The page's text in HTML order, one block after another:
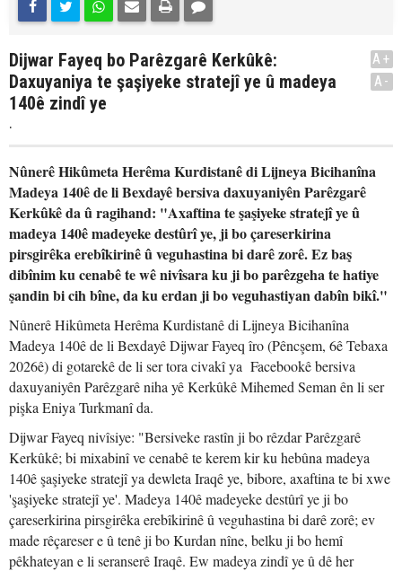
Dijwar Fayeq bo Parêzgarê Kerkûkê:
Daxuyaniya te şaşiyeke stratejî ye û madeya
140ê zindî ye
.
A+
A-
Nûnerê Hikûmeta Herêma Kurdistanê di Lijneya Bicihanîna
Madeya 140ê de li Bexdayê bersiva daxuyaniyên Parêzgarê
Kerkûkê da û ragihand: "Axaftina te şaşiyeke stratejî ye û
madeya 140ê madeyeke destûrî ye, ji bo çareserkirina
pirsgirêka erebîkirinê û veguhastina bi darê zorê. Ez baş
dibînim ku cenabê te wê nivîsara ku ji bo parêzgeha te hatiye
şandin bi cih bîne, da ku erdan ji bo veguhastiyan dabîn bikî."
Nûnerê Hikûmeta Herêma Kurdistanê di Lijneya Bicihanîna
Madeya 140ê de li Bexdayê Dijwar Fayeq îro (Pêncşem, 6ê Tebaxa
2026ê) di gotarekê de li ser tora civakî ya Facebookê bersiva
daxuyaniyên Parêzgarê niha yê Kerkûkê Mihemed Seman ên li ser
pişka Eniya Turkmanî da.
Dijwar Fayeq nivîsiye: "Bersiveke rastîn ji bo rêzdar Parêzgarê
Kerkûkê; bi mixabinî ve cenabê te kerem kir ku hebûna madeya
140ê şaşiyeke stratejî ya dewleta Iraqê ye, bibore, axaftina te bi xwe
'şaşiyeke stratejî ye'. Madeya 140ê madeyeke destûrî ye ji bo
çareserkirina pirsgirêka erebîkirinê û veguhastina bi darê zorê; ev
made rêçareser e û tenê ji bo Kurdan nîne, belku ji bo hemî
pêkhateyan e li seranserê Iraqê. Ew madeya zindî ye û dê her